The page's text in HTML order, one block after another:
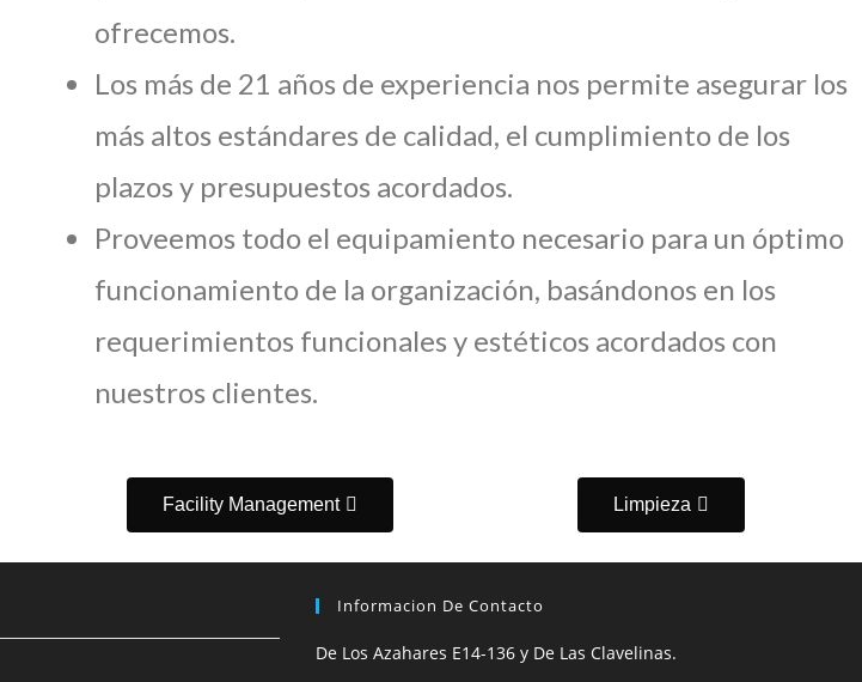
ofrecemos.
Los más de 21 años de experiencia nos permite asegurar los
más altos estándares de calidad, el cumplimiento de los
plazos y presupuestos acordados.
Proveemos todo el equipamiento necesario para un óptimo
funcionamiento de la organización, basándonos en los
requerimientos funcionales y estéticos acordados con
nuestros clientes.
Facility Management Limpieza
Informacion De Contacto
De Los Azahares E14-136 y De Las Clavelinas.